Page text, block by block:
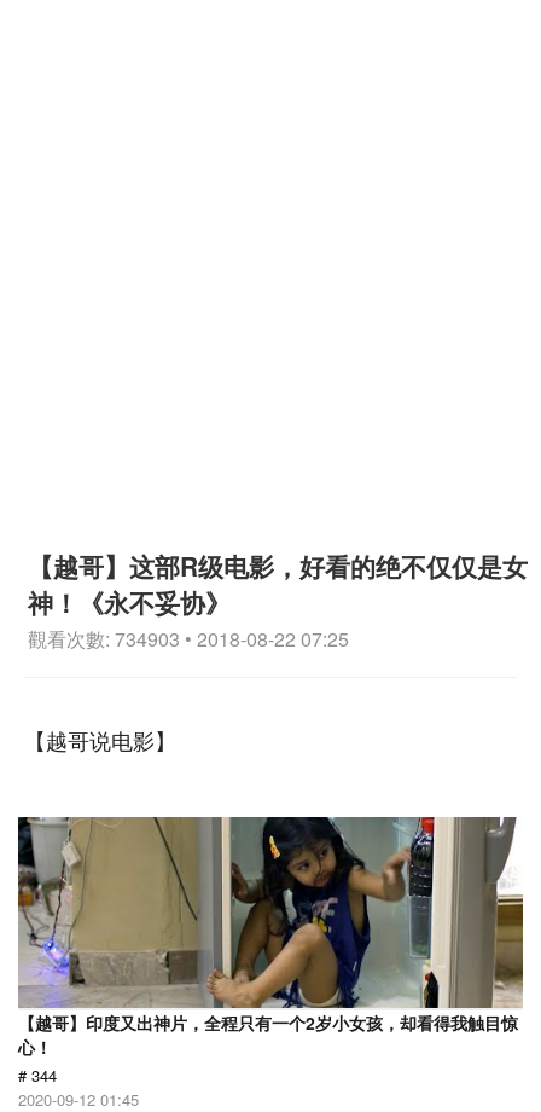
【越哥】这部R级电影，好看的绝不仅仅是女
神！《永不妥协》
觀看次數: 734903 • 2018-08-22 07:25
【越哥说电影】
【越哥】印度又出神片，全程只有一个2岁小女孩，却看得我触目惊
心！
# 344
2020-09-12 01:45